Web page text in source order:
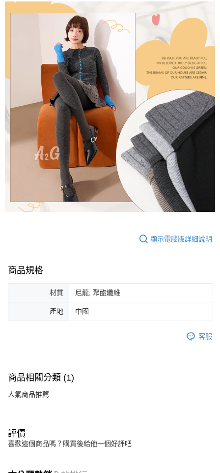
顯示電腦版詳細說明
商品規格
材質 尼龍, 聚酯纖維
產地 中國
客服
商品相關分類 (1)
人氣商品推薦
評價
喜歡這個商品嗎？購買後給他一個好評吧